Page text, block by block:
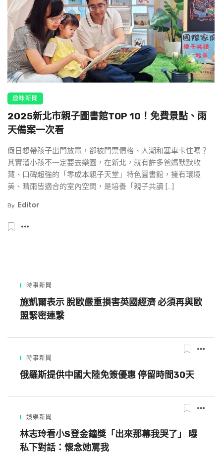
趣味新聞
2025新北市親子圖書館TOP 10！免費景點、雨
天備案一次看
假日想帶孩子出門放電，卻被門票價格、人潮和塞車卡住嗎？
其實溜小孩不一定要去樂園，在新北，就有許多爸媽默默收
藏、口碑超強的「零成本親子天堂」特色圖書館，擁有環境
美、晴雨皆適合的室內空間，是培養「親子共讀 […]
By Editor
時事新聞
施凱爾表示 脫歐嚴重損害英國經濟 必須再與歐
盟緊密連繫
時事新聞
俄羅斯提供中國大陸免簽優惠 停留時間30天
娛樂新聞
林志玲看小S登金鐘獎「出來那幕我哭了」 曝
私下對話：懷念她罵我